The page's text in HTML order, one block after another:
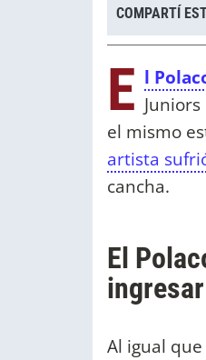
COMPARTÍ
E l
el mismo
artista
cancha.
El
Al igual